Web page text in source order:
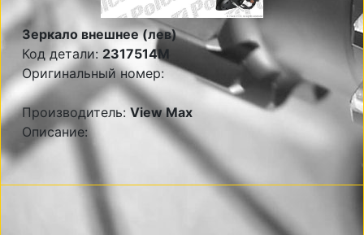
Зеркало внешнее (лев)
Код детали: 2317514M
Оригинальный номер:
Производитель: View Max
Описание: